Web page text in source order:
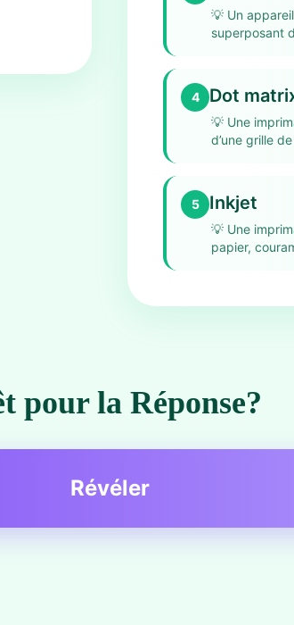
💡 Un
superposant
4 Dot
💡 Une
d’une grille
5 Inkjet
💡 Une
papier,
pour la Réponse?
Révéler